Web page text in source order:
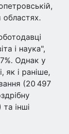
областях.
і наука",
Однак у
як і раніше,
(20 497
інші